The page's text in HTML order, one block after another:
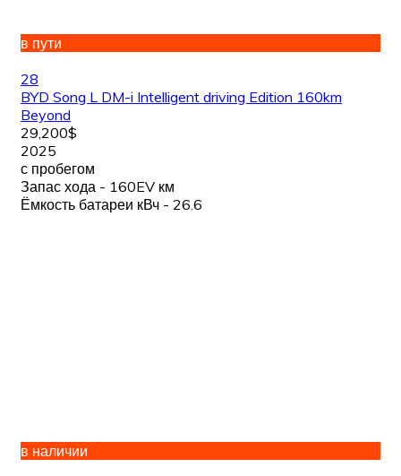
в пути
28
BYD Song L DM-i Intelligent driving Edition 160km
Beyond
29,200$
2025
с пробегом
Запас хода - 160EV км
Ёмкость батареи кВч - 26.6
в наличии